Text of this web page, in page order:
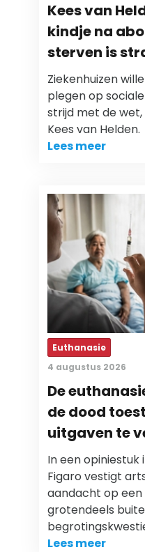
Kees van
kindje na
sterven is
Ziekenhuizen
plegen op
strijd met de
Kees van Helden.
Lees meer
Euthanasie
4 augustus 2026
De
de dood
uitgaven te
In een opiniestuk
Figaro vestigt
aandacht op
grotendeels
Lees meer